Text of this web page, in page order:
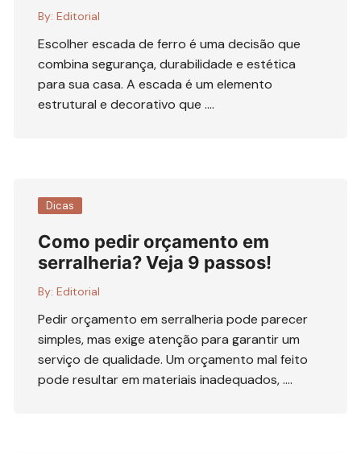
By: Editorial
Escolher escada de ferro é uma decisão que
combina segurança, durabilidade e estética
para sua casa. A escada é um elemento
estrutural e decorativo que ….
Dicas
Como pedir orçamento em
serralheria? Veja 9 passos!
By: Editorial
Pedir orçamento em serralheria pode parecer
simples, mas exige atenção para garantir um
serviço de qualidade. Um orçamento mal feito
pode resultar em materiais inadequados, ….